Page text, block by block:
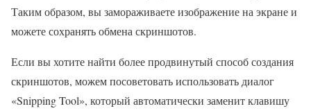
Таким образом, вы замораживаете изображение на экране и
можете сохранять обмена скриншотов.
Если вы хотите найти более продвинутый способ создания
скриншотов, можем посоветовать использовать диалог
«Snipping Tool», который автоматически заменит клавишу